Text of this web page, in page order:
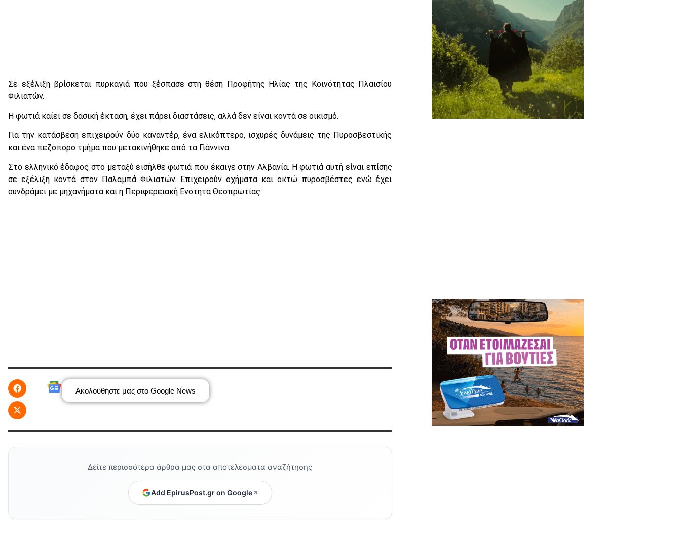
Σε εξέλιξη βρίσκεται πυρκαγιά που ξέσπασε στη θέση Προφήτης Ηλίας της Κοινότητας Πλαισίου
Φιλιατών.
Η φωτιά καίει σε δασική έκταση, έχει πάρει διαστάσεις, αλλά δεν είναι κοντά σε οικισμό.
Για την κατάσβεση επιχειρούν δύο καναντέρ, ένα ελικόπτερο, ισχυρές δυνάμεις της Πυροσβεστικής
και ένα πεζοπόρο τμήμα που μετακινήθηκε από τα Γιάννινα.
Στο ελληνικό έδαφος στο μεταξύ εισήλθε φωτιά που έκαιγε στην Αλβανία. Η φωτιά αυτή είναι επίσης
σε εξέλιξη κοντά στον Παλαμπά Φιλιατών. Επιχειρούν οχήματα και οκτώ πυροσβέστες ενώ έχει
συνδράμει με μηχανήματα και η Περιφερειακή Ενότητα Θεσπρωτίας.
Ακολουθήστε μας στο Google News
Δείτε περισσότερα άρθρα μας στα αποτελέσματα αναζήτησης
Add EpirusPost.gr on Google